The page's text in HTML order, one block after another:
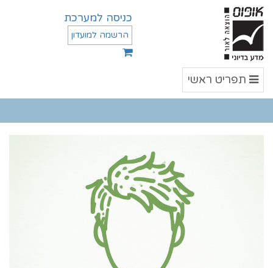
כניסה למערכת
הרשמה למועדון
תפריט
ראשי
תפריט ראשי